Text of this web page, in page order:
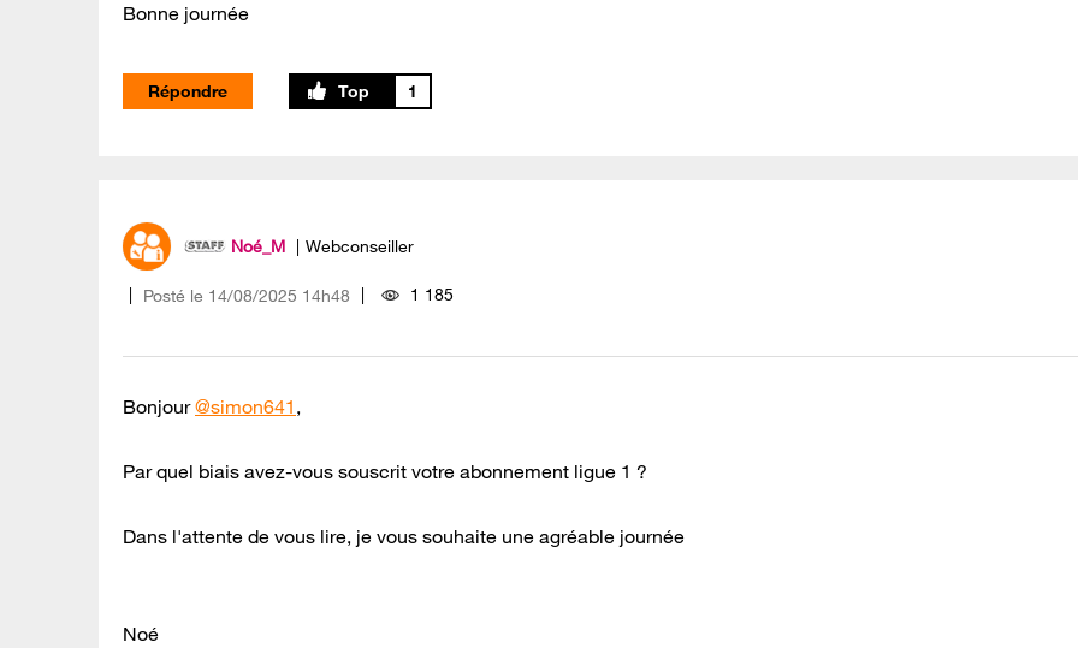
Bonne journée
Répondre 1
Noé_M Webconseiller
Posté le ‎14/08/2025 14h48 1 185
Bonjour@simon641 ,
Par quel biais avez-vous souscrit votre abonnement ligue 1 ?
Dans l'attente de vous lire, je vous souhaite une agréable journée
Noé